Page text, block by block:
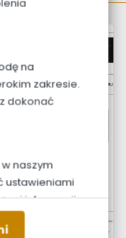
na
zakresie.
dokonać
naszym
ustawieniami
informacji
Polityce